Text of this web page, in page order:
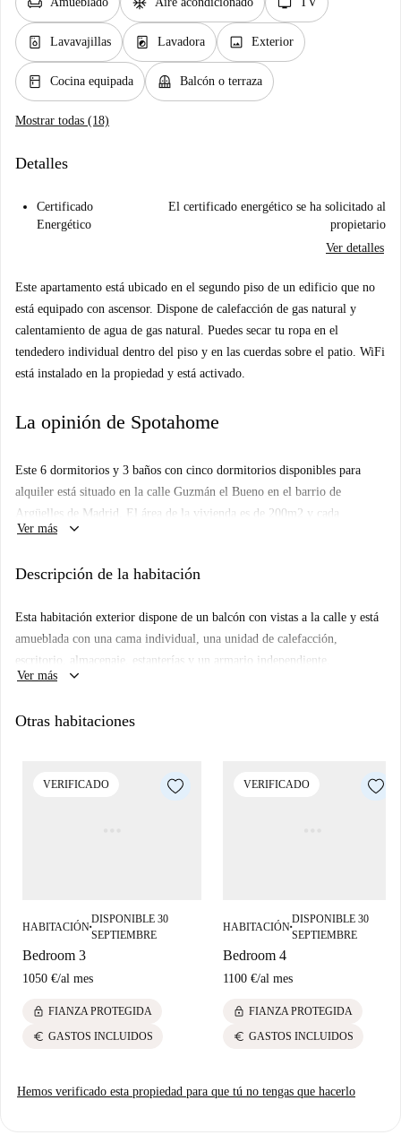
dishwasher_gen Lavavajillas local_laundry_service Lavadora image Exterior
kitchen Cocina equipada balcony Balcón o terraza
Mostrar todas (18)
Detalles
Certificado
Energético
El certificado energético se ha solicitado al
propietario
Ver detalles
Este apartamento está ubicado en el segundo piso de un edificio que no
está equipado con ascensor. Dispone de calefacción de gas natural y
calentamiento de agua de gas natural. Puedes secar tu ropa en el
tendedero individual dentro del piso y en las cuerdas sobre el patio. WiFi
está instalado en la propiedad y está activado.
La opinión de Spotahome
Este 6 dormitorios y 3 baños con cinco dormitorios disponibles para
alquiler está situado en la calle Guzmán el Bueno en el barrio de
Argüelles de Madrid. El área de la vivienda es de 200m2 y cada
habitación cuenta con mobiliario moderno - desde la sala de estar con
así como las cinco habitaciones disponibles. Cada habitación está
cualquiera que quiera estar cerca de la Ciudad Universitaria, ya que esta
zona es ideal para los estudiantes!
Ver más keyboard_arrow_down
Descripción de la habitación
Esta habitación exterior dispone de un balcón con vistas a la calle y está
amueblada con una cama individual, una unidad de calefacción,
escritorio, almacenaje, estanterías y un armario independiente.
Ver más
keyboard_arrow_down
Otras habitaciones
VERIFICADO
HABITACIÓN■
DISPONIBLE 30
SEPTIEMBRE
Bedroom 3
1050 €/al mes
lock FIANZA PROTEGIDA
euro GASTOS INCLUIDOS
VERIFICADO
HABITACIÓN■
DISPONIBLE 30
SEPTIEMBRE
Bedroom 4
1100 €/al mes
lock FIANZA PROTEGIDA
euro GASTOS INCLUIDOS
Hemos verificado esta propiedad para que tú no tengas que hacerlo